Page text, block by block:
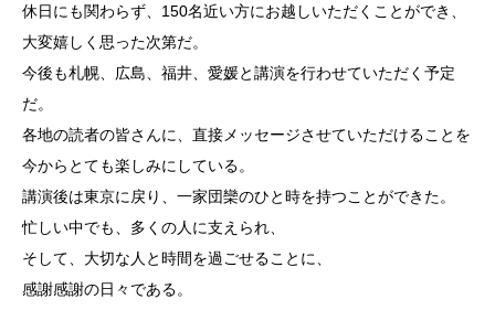
休日にも関わらず、150名近い方にお越しいただくことができ、
大変嬉しく思った次第だ。
今後も札幌、広島、福井、愛媛と講演を行わせていただく予定
だ。
各地の読者の皆さんに、直接メッセージさせていただけることを
今からとても楽しみにしている。
講演後は東京に戻り、一家団欒のひと時を持つことができた。
忙しい中でも、多くの人に支えられ、
そして、大切な人と時間を過ごせることに、
感謝感謝の日々である。